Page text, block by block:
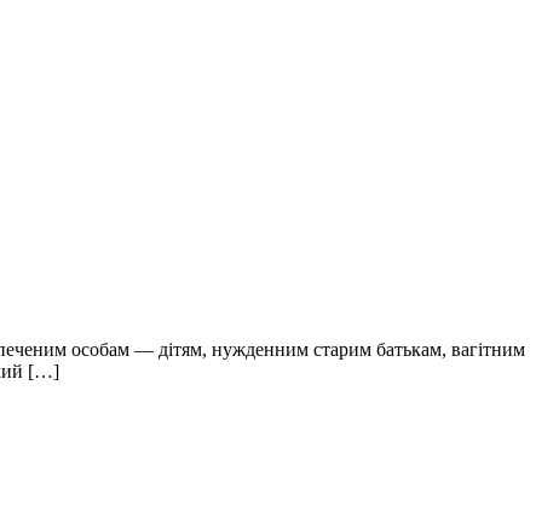
особам — дітям, нужденним старим батькам, вагітним
[…]